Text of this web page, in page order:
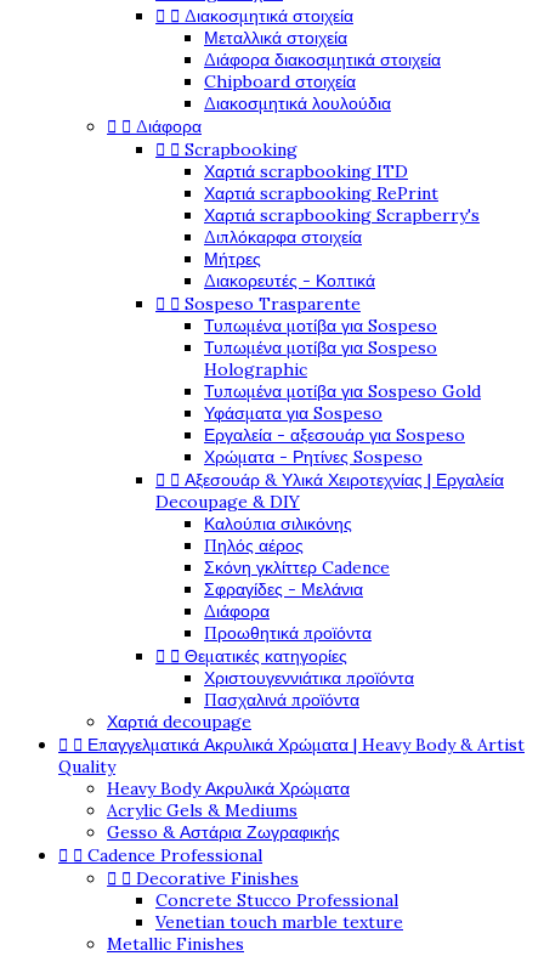
  Διακοσμητικά στοιχεία
Μεταλλικά στοιχεία
Διάφορα διακοσμητικά στοιχεία
Chipboard στοιχεία
Διακοσμητικά λουλούδια
  Διάφορα
  Scrapbooking
Χαρτιά scrapbooking ITD
Χαρτιά scrapbooking RePrint
Χαρτιά scrapbooking Scrapberry's
Διπλόκαρφα στοιχεία
Μήτρες
Διακορευτές - Κοπτικά
  Sospeso Trasparente
Τυπωμένα μοτίβα για Sospeso
Τυπωμένα μοτίβα για Sospeso
Holographic
Τυπωμένα μοτίβα για Sospeso Gold
Υφάσματα για Sospeso
Εργαλεία - αξεσουάρ για Sospeso
Χρώματα - Ρητίνες Sospeso
  Αξεσουάρ & Υλικά Χειροτεχνίας | Εργαλεία
Decoupage & DIY
Καλούπια σιλικόνης
Πηλός αέρος
Σκόνη γκλίττερ Cadence
Σφραγίδες - Μελάνια
Διάφορα
Προωθητικά προϊόντα
  Θεματικές κατηγορίες
Χριστουγεννιάτικα προϊόντα
Πασχαλινά προϊόντα
Χαρτιά decoupage
  Επαγγελματικά Ακρυλικά Χρώματα | Heavy Body & Artist
Quality
Heavy Body Ακρυλικά Χρώματα
Acrylic Gels & Mediums
Gesso & Αστάρια Ζωγραφικής
  Cadence Professional
  Decorative Finishes
Concrete Stucco Professional
Venetian touch marble texture
Metallic Finishes